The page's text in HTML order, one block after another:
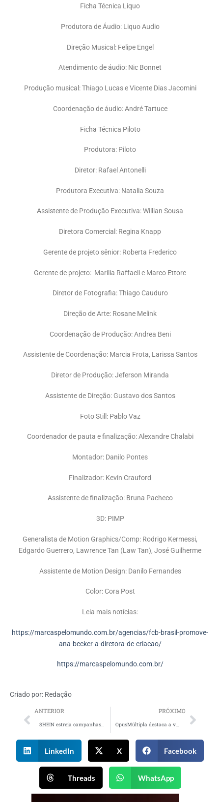
Ficha Técnica Liquo
Produtora de Áudio: Liquo Audio
Direção Musical: Felipe Engel
Atendimento de áudio: Nic Bonnet
Produção musical: Thiago Lucas e Vicente Dias Jacomini
Coordenação de áudio: André Tartuce
Ficha Técnica Piloto
Produtora: Piloto
Diretor: Rafael Antonelli
Produtora Executiva: Natalia Souza
Assistente de Produção Executiva: Willian Sousa
Diretora Comercial: Regina Knapp
Gerente de projeto sênior: Roberta Frederico
Gerente de projeto: Marília Raffaeli e Marco Ettore
Diretor de Fotografia: Thiago Cauduro
Direção de Arte: Rosane Melink
Coordenação de Produção: Andrea Beni
Assistente de Coordenação: Marcia Frota, Larissa Santos
Diretor de Produção: Jeferson Miranda
Assistente de Direção: Gustavo dos Santos
Foto Still: Pablo Vaz
Coordenador de pauta e finalização: Alexandre Chalabi
Montador: Danilo Pontes
Finalizador: Kevin Crauford
Assistente de finalização: Bruna Pacheco
3D: PIMP
Generalista de Motion Graphics/Comp: Rodrigo Kermessi,
Edgardo Guerrero, Lawrence Tan (Law Tan), José Guilherme
Assistente de Motion Design: Danilo Fernandes
Color: Cora Post
Leia mais notícias:
https://marcaspelomundo.com.br/agencias/fcb-brasil-promove-
ana-becker-a-diretora-de-criacao/
https://marcaspelomundo.com.br/
Criado por: Redação
ANTERIOR
SHEIN estreia campanhas de 11.11 e Black Friday com Larissa Manoela
PRÓXIMO
OpusMúltipla destaca a versatilidade e qualidade de nova linha premium da Frimesa
LinkedIn X Facebook
Threads WhatsApp